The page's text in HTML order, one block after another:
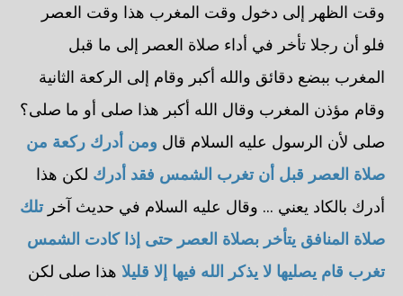
وقت الظهر إلى دخول وقت المغرب هذا وقت العصر
فلو أن رجلا تأخر في أداء صلاة العصر إلى ما قبل
المغرب ببضع دقائق والله أكبر وقام إلى الركعة الثانية
وقام مؤذن المغرب وقال الله أكبر هذا صلى أو ما صلى؟
صلى لأن الرسول عليه السلام قال ومن أدرك ركعة من
صلاة العصر قبل أن تغرب الشمس فقد أدرك لكن هذا
أدرك بالكاد يعني ... وقال عليه السلام في حديث آخر تلك
صلاة المنافق يتأخر بصلاة العصر حتى إذا كادت الشمس
تغرب قام يصليها لا يذكر الله فيها إلا قليلا هذا صلى لكن